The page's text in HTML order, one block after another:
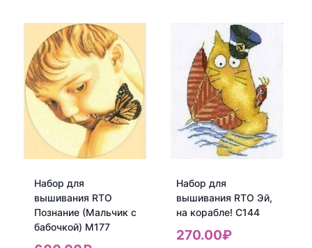
Набор
для
вышивания
RTO
Морская
рыбка
CH815
вышивания
RTO
Пароходик
CH812
Набор для
вышивания RTO
Познание (Мальчик с
бабочкой) М177
Набор для
вышивания RTO Эй,
на корабле! С144
270.00₽